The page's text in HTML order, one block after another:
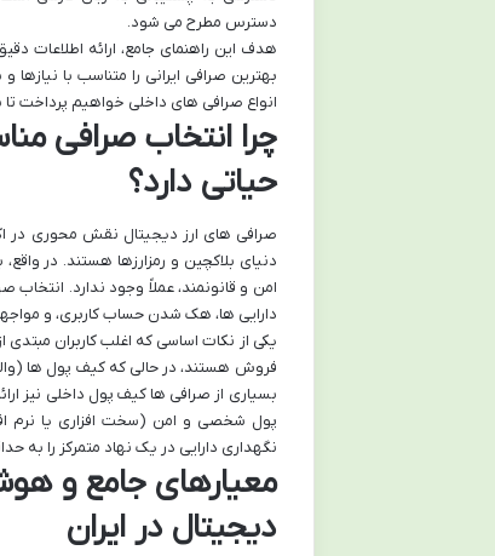
دسترس مطرح می شود.
هدف این راهنمای جامع، ارائه اطلاعات
بهترین صرافی ایرانی را متناسب با
انواع صرافی های داخلی خواهیم پرداخت تا
چرا انتخاب صرافی
حیاتی دارد؟
صرافی های ارز دیجیتال نقش محوری در
دنیای بلاکچین و رمزارزها هستند. در
امن و قانونمند، عملاً وجود ندارد.
دارایی ها، هک شدن حساب کاربری، و
یکی از نکات اساسی که اغلب کاربران
فروش هستند، در حالی که کیف پول ها
بسیاری از صرافی ها کیف پول داخلی نیز
پول شخصی و امن (سخت افزاری یا نرم
نگهداری دارایی در یک نهاد متمرکز را به
معیارهای جامع و
دیجیتال در ایران